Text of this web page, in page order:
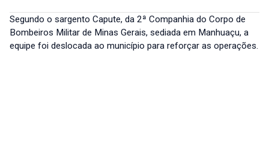
Segundo o sargento Capute, da 2ª Companhia do Corpo de
Bombeiros Militar de Minas Gerais, sediada em Manhuaçu, a
equipe foi deslocada ao município para reforçar as operações.